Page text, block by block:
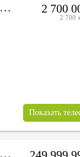
Продается коммерческий земельный участок 2 700
2 700
Показать
Продается коммерческий земельный участок